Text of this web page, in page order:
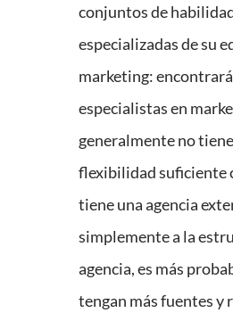
conjuntos de
especializadas de su
marketing:
especialistas en
generalmente no
flexibilidad suficiente
tiene una agencia
simplemente a la
agencia, es más
tengan más fuentes y